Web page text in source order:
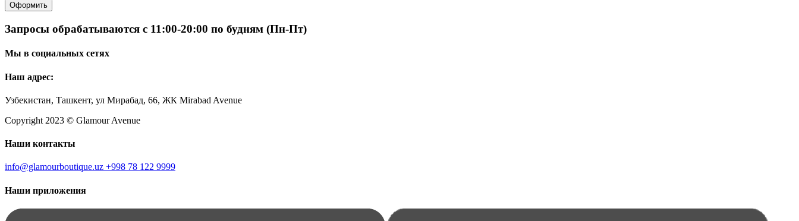
Оформить
Запросы обрабатываются с 11:00-20:00 по будням (Пн-Пт)
Мы в социальных сетях
Наш адрес:
Узбекистан, Ташкент, ул Мирабад, 66, ЖК Mirabad Avenue
Copyright 2023 © Glamour Avenue
Наши контакты
info@glamourboutique.uz +998 78 122 9999
Наши приложения